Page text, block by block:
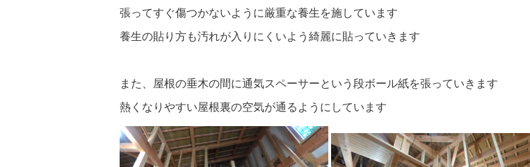
張ってすぐ傷つかないように厳重な養生を施しています
養生の貼り方も汚れが入りにくいよう綺麗に貼っていきます
また、屋根の垂木の間に通気スペーサーという段ボール紙を張っていきます
熱くなりやすい屋根裏の空気が通るようにしています